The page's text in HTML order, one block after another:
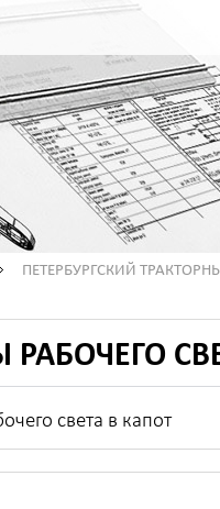
ПЕТЕРБУРГСКИЙ
света в капот